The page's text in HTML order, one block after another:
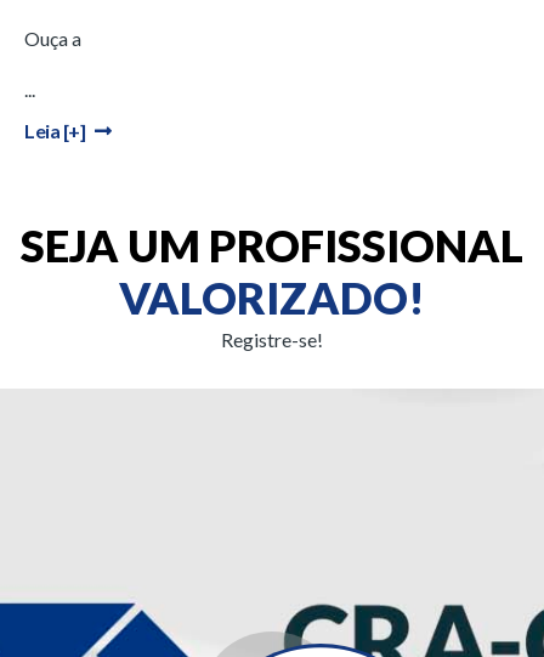
Ouça a
...
Leia [+]
SEJA UM PROFISSIONAL
VALORIZADO!
Registre-se!